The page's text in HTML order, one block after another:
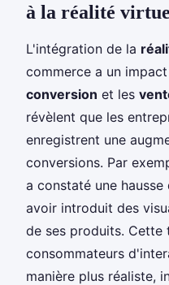
à la réalité
L'intégration de la
commerce a un
conversion et les
révèlent que les
enregistrent une
conversions. Par
a constaté une
avoir introduit des
de ses produits. Cette
consommateurs
manière plus réaliste,